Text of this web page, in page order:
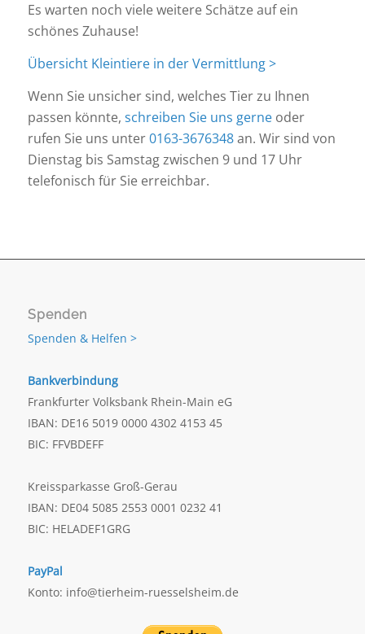
Es warten noch viele weitere Schätze auf ein
schönes Zuhause!
Übersicht Kleintiere in der Vermittlung >
Wenn Sie unsicher sind, welches Tier zu Ihnen
passen könnte, schreiben Sie uns gerneoder
rufen Sie uns unter0163-3676348an. Wir sind von
Dienstag bis Samstag zwischen 9 und 17 Uhr
telefonisch für Sie erreichbar.
Spenden
Spenden & Helfen >
Bankverbindung
Frankfurter Volksbank Rhein-Main eG
IBAN: DE16 5019 0000 4302 4153 45
BIC: FFVBDEFF
Kreissparkasse Groß-Gerau
IBAN: DE04 5085 2553 0001 0232 41
BIC: HELADEF1GRG
PayPal
Konto: info@tierheim-ruesselsheim.de